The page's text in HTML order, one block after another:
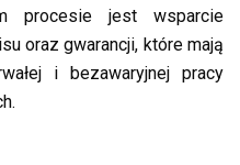
procesie jest wsparcie
oraz gwarancji, które mają
i bezawaryjnej pracy